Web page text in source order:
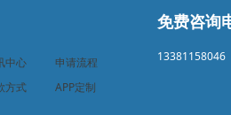
中心
申请流程
方式
APP定制
免费咨询
13381158046